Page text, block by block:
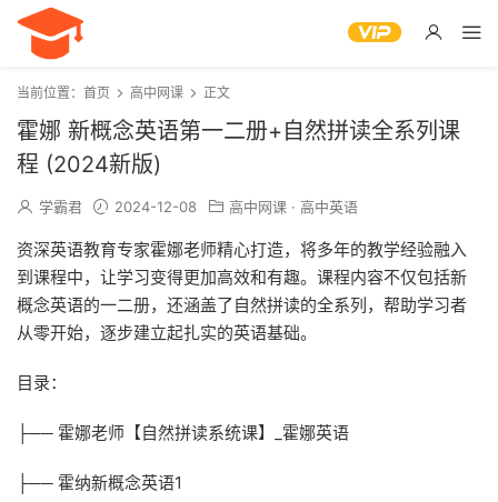
当前位置： 首页 高中网课 正文
霍娜 新概念英语第一二册+自然拼读全系列课
程 (2024新版)
学霸君 2024-12-08 高中网课 · 高中英语
资深英语教育专家霍娜老师精心打造，将多年的教学经验融入
到课程中，让学习变得更加高效和有趣。课程内容不仅包括新
概念英语的一二册，还涵盖了自然拼读的全系列，帮助学习者
从零开始，逐步建立起扎实的英语基础。
目录：
├── 霍娜老师【自然拼读系统课】_霍娜英语
├── 霍纳新概念英语1